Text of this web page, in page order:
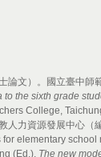
文）。國立臺中師
the sixth grade
College,
人力資源發展中心（
for elementary
(Ed.), The new